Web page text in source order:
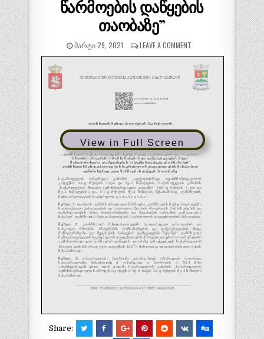
წარმოების დაწყების
თაობაზე”
ᲛᲐᲠᲢᲘ 29, 2021 LEAVE A COMMENT
View in Full Screen
Share: